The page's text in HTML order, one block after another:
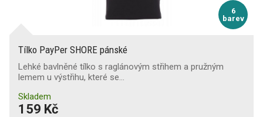
6
barev
Tílko PayPer SHORE pánské
Lehké bavlněné tílko s raglánovým střihem a pružným
lemem u výstřihu, které se…
Skladem
159 Kč